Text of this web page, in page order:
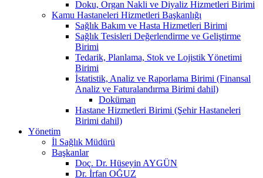
Doku, Organ Nakli ve Diyaliz Hizmetleri Birimi
Kamu Hastaneleri Hizmetleri Başkanlığı
Sağlık Bakım ve Hasta Hizmetleri Birimi
Sağlık Tesisleri Değerlendirme ve Geliştirme
Birimi
Tedarik, Planlama, Stok ve Lojistik Yönetimi
Birimi
İstatistik, Analiz ve Raporlama Birimi (Finansal
Analiz ve Faturalandırma Birimi dahil)
Doküman
Hastane Hizmetleri Birimi (Şehir Hastaneleri
Birimi dahil)
Yönetim
İl Sağlık Müdürü
Başkanlar
Doç. Dr. Hüseyin AYGÜN
Dr. İrfan OĞUZ